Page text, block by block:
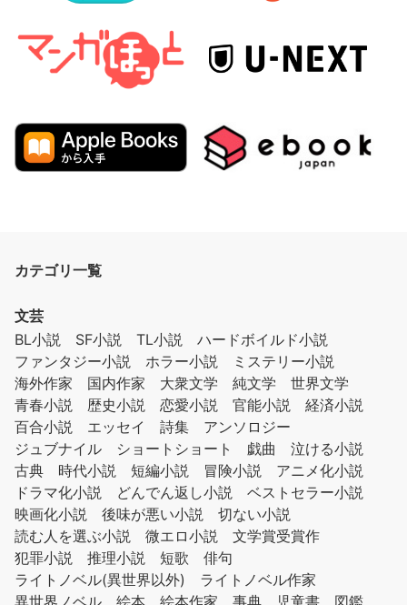
カテゴリ一覧
文芸
BL小説
SF小説 TL小説
ハードボイルド小説
ファンタジー小説
ホラー小説
ミステリー小説
海外作家
国内作家 大衆文学 純文学
世界文学
青春小説
歴史小説 恋愛小説 官能小説
経済小説
百合小説
エッセイ 詩集
アンソロジー
ジュブナイル
ショートショート 戯曲
泣ける小説
古典
時代小説 短編小説 冒険小説
アニメ化小説
ドラマ化小説
どんでん返し小説
ベストセラー小説
映画化小説
後味が悪い小説
切ない小説
読む人を選ぶ小説
微エロ小説
文学賞受賞作
犯罪小説
推理小説 短歌
俳句
ライトノベル(異世界以外)
ライトノベル作家
異世界ノベル
絵本 絵本作家 事典 児童書
図鑑